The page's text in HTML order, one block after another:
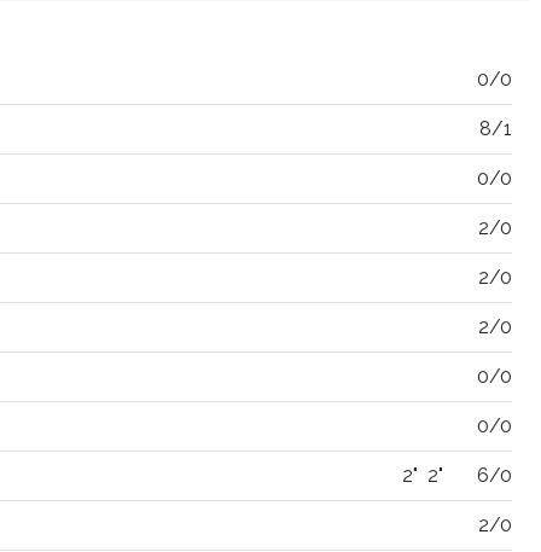
0/0
8/1
0/0
2/0
2/0
2/0
0/0
0/0
2" 2" 6/0
2/0